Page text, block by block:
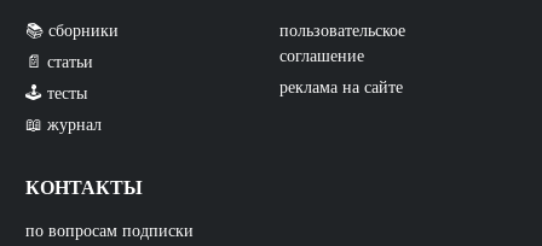
📚 сборники
📄 статьи
🕹️ тесты
📖 журнал
КОНТАКТЫ
по вопросам подписки
пользовательское
соглашение
реклама на сайте